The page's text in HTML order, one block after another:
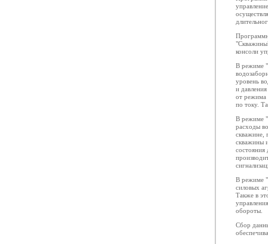
консоли
В режиме
уровень
и
от режима
по току.
В режиме
расходы
скважине,
скважины
В режиме
силовых
Также в
обороты.
Сбор